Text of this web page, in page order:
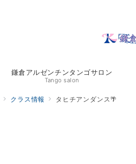
鎌倉アルゼンチンタンゴサロン
Tango salon
クラス情報 タヒチアンダンス🌴